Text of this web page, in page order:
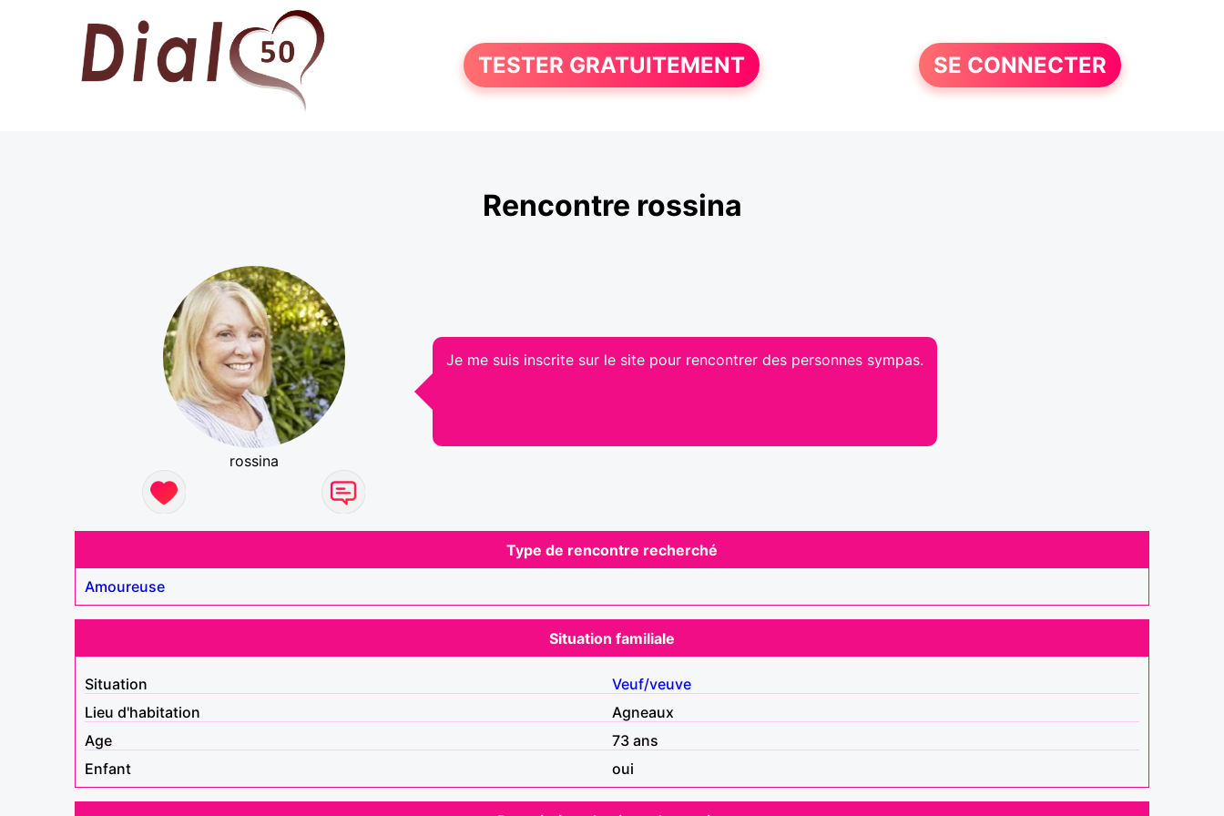
TESTER GRATUITEMENT SE CONNECTER
Rencontre rossina
rossina
Je me suis inscrite sur le site pour rencontrer des personnes sympas.
Type de rencontre recherché
Amoureuse
Situation familiale
Situation
Veuf/veuve
Lieu d'habitation
Agneaux
Age
73 ans
Enfant
oui